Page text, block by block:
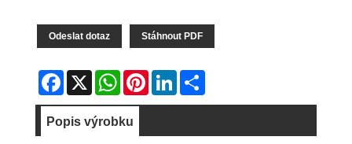
Odeslat dotaz Stáhnout PDF
Facebook
X WhatsAppPinterestLinkedIn
Popis výrobku